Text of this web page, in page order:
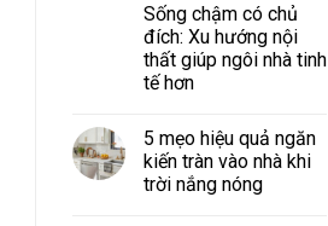
Sống chậm có chủ
đích: Xu hướng nội
thất giúp ngôi nhà tinh
tế hơn
5 mẹo hiệu quả ngăn
kiến tràn vào nhà khi
trời nắng nóng